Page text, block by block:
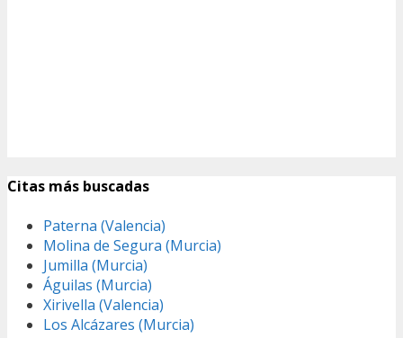
Citas más buscadas
Paterna (Valencia)
Molina de Segura (Murcia)
Jumilla (Murcia)
Águilas (Murcia)
Xirivella (Valencia)
Los Alcázares (Murcia)